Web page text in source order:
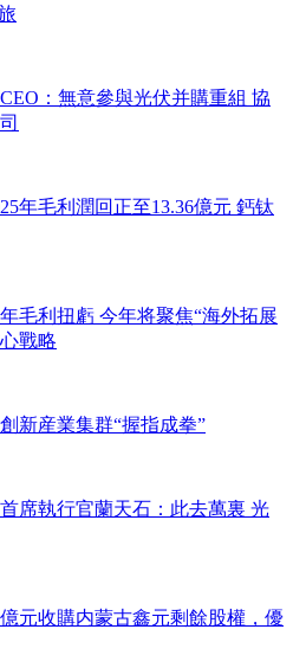
：無意參與光伏并購重組 協
年毛利潤回正至13.36億元 鈣钛
毛利扭虧 今年将聚焦“海外拓展
戰略
新産業集群“握指成拳”
席執行官蘭天石：此去萬裏 光
元收購内蒙古鑫元剩餘股權，優